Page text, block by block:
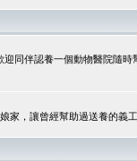
同伴認養一個動物醫院隨時
家，讓曾經幫助過送養的義